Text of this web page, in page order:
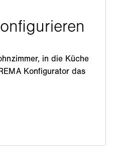
in die Küche
Konfigurator das